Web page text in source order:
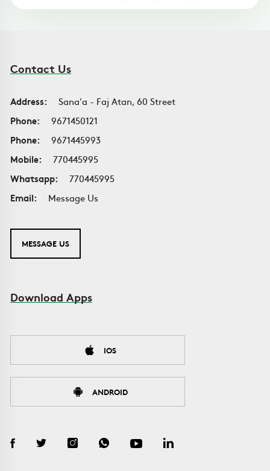
Contact Us
Address:
Sana'a - Faj Atan, 60 Street
Phone:
9671450121
Phone:
9671445993
Mobile:
770445995
Whatsapp:
770445995
Email:
Message Us
MESSAGE US
Download Apps
IOS
ANDROID